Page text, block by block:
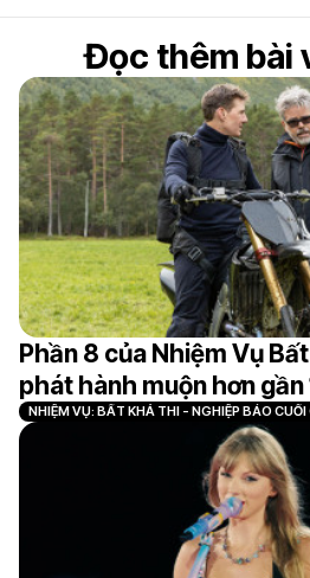
Đọc thêm bài
Phần 8 của Nhiệm Vụ
phát hành muộn hơn gần
NHIỆM VỤ: BẤT KHẢ THI - NGHIỆP BÁO CUỐI